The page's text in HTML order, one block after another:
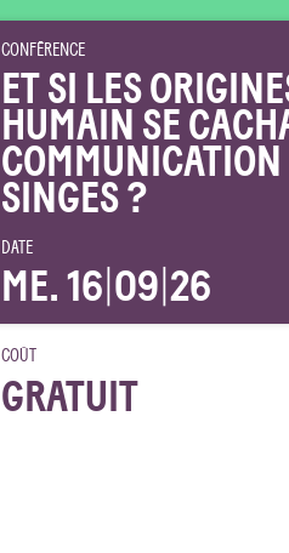
CONFÉRENCE
ET SI LES
HUMAIN SE
SINGES ?
DATE
ME. 16 09 26
COÛT
GRATUIT